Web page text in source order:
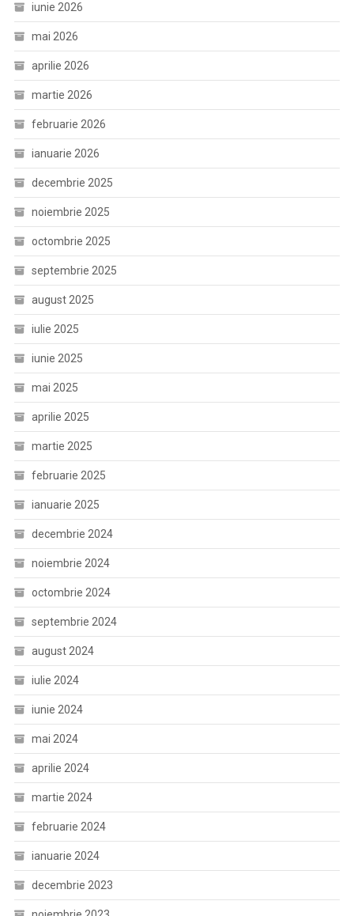
iunie 2026
mai 2026
aprilie 2026
martie 2026
februarie 2026
ianuarie 2026
decembrie 2025
noiembrie 2025
octombrie 2025
septembrie 2025
august 2025
iulie 2025
iunie 2025
mai 2025
aprilie 2025
martie 2025
februarie 2025
ianuarie 2025
decembrie 2024
noiembrie 2024
octombrie 2024
septembrie 2024
august 2024
iulie 2024
iunie 2024
mai 2024
aprilie 2024
martie 2024
februarie 2024
ianuarie 2024
decembrie 2023